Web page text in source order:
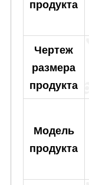
продукта
Чертеж
размера
продукта
Модель
продукта